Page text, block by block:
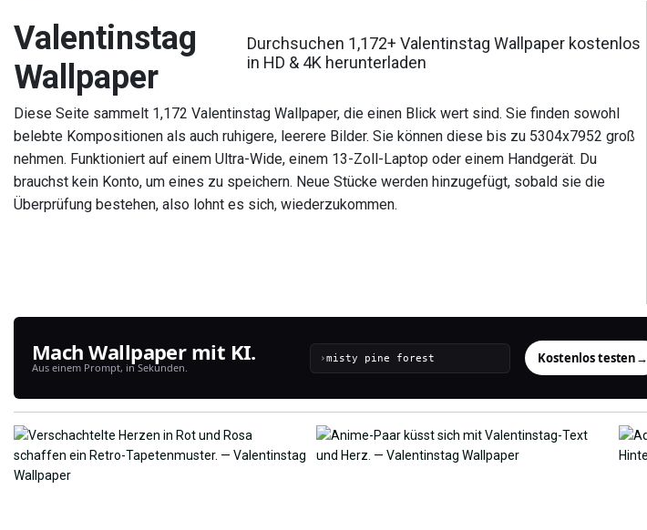
Valentinstag
Wallpaper
Durchsuchen 1,172+ Valentinstag Wallpaper kostenlos
in HD & 4K herunterladen
Diese Seite sammelt 1,172 Valentinstag Wallpaper, die einen Blick wert sind. Sie finden sowohl
belebte Kompositionen als auch ruhigere, leerere Bilder. Sie können diese bis zu 5304x7952 groß
nehmen. Funktioniert auf einem Ultra-Wide, einem 13-Zoll-Laptop oder einem Handgerät. Du
brauchst kein Konto, um eines zu speichern. Neue Stücke werden hinzugefügt, sobald sie die
Überprüfung bestehen, also lohnt es sich, wiederzukommen.
Mach Wallpaper mit KI.
Aus einem Prompt, in Sekunden.
› Kostenlos testen→